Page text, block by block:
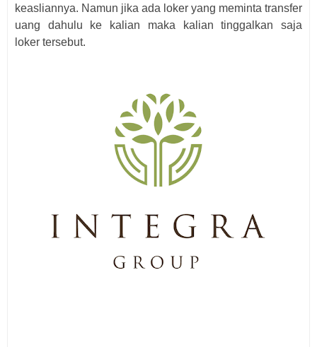
keasliannya. Namun jika ada loker yang meminta transfer
uang dahulu ke kalian maka kalian tinggalkan saja
loker tersebut.